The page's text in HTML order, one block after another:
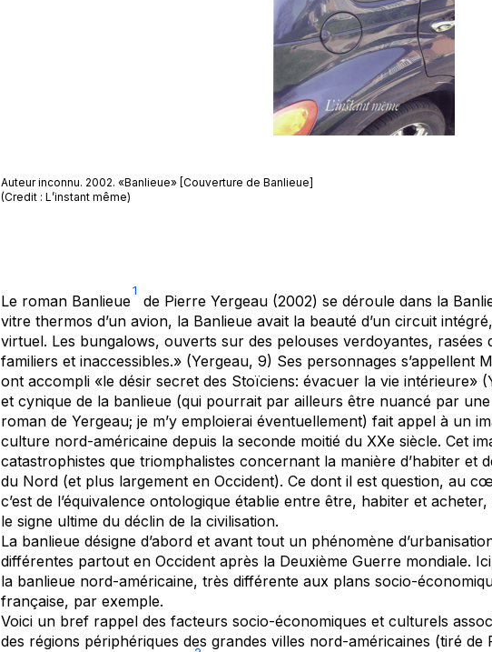
Auteur inconnu. 2002. «Banlieue» [Couverture de Banlieue]
(Credit : L’instant même)
Le roman Banlieue
1
de Pierre Yergeau (2002) se déroule dans la
vitre thermos d’un avion, la Banlieue avait la beauté d’un circuit
virtuel. Les bungalows, ouverts sur des pelouses verdoyantes, rasées
familiers et inaccessibles.» (Yergeau, 9) Ses personnages s’appellent
ont accompli «le désir secret des Stoïciens: évacuer la vie intérieure»
et cynique de la banlieue (qui pourrait par ailleurs être nuancé par
roman de Yergeau; je m’y emploierai éventuellement) fait appel à un
culture nord-américaine depuis la seconde moitié du XXe siècle. Cet
catastrophistes que triomphalistes concernant la manière d’habiter et
du Nord (et plus largement en Occident). Ce dont il est question, au
c’est de l’équivalence ontologique établie entre être, habiter et
le signe ultime du déclin de la civilisation.
La banlieue désigne d’abord et avant tout un phénomène
différentes partout en Occident après la Deuxième Guerre mondiale.
la banlieue nord-américaine, très différente aux plans socio-
française, par exemple.
Voici un bref rappel des facteurs socio-économiques et culturels
des régions périphériques des grandes villes nord-américaines (tiré de